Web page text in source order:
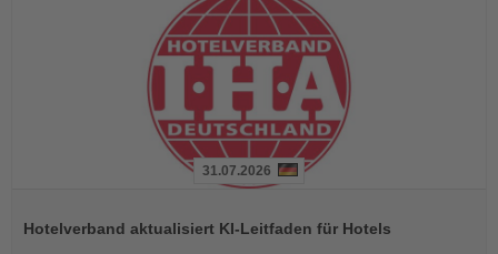
die
31.07.2026
Hotelverband aktualisiert KI-Leitfaden für Hotels